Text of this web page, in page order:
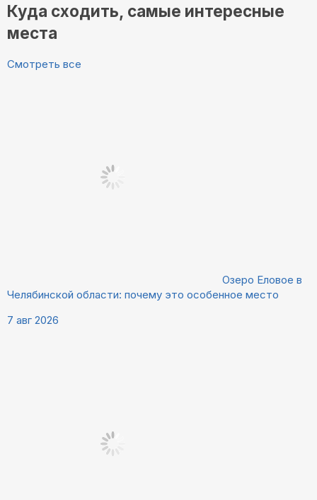
Куда сходить, самые интересные
места
Смотреть все
Озеро Еловое в
Челябинской области: почему это особенное место
7 авг 2026